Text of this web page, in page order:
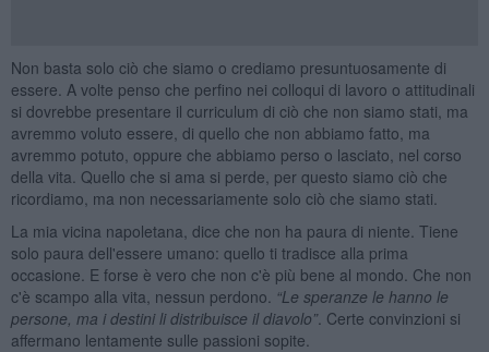
Non basta solo ciò che siamo o crediamo presuntuosamente di
essere. A volte penso che perfino nei colloqui di lavoro o attitudinali
si dovrebbe presentare il curriculum di ciò che non siamo stati, ma
avremmo voluto essere, di quello che non abbiamo fatto, ma
avremmo potuto, oppure che abbiamo perso o lasciato, nel corso
della vita. Quello che si ama si perde, per questo siamo ciò che
ricordiamo, ma non necessariamente solo ciò che siamo stati.
La mia vicina napoletana, dice che non ha paura di niente. Tiene
solo paura dell'essere umano: quello ti tradisce alla prima
occasione. E forse è vero che non c'è più bene al mondo. Che non
c'è scampo alla vita, nessun perdono. “Le speranze le hanno le
persone, ma i destini li distribuisce il diavolo”. Certe convinzioni si
affermano lentamente sulle passioni sopite.